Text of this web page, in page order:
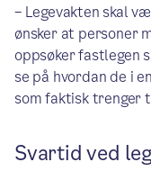
– Legevakten skal
ønsker at personer
oppsøker fastlegen
se på hvordan de i
som faktisk trenger
Svartid ved